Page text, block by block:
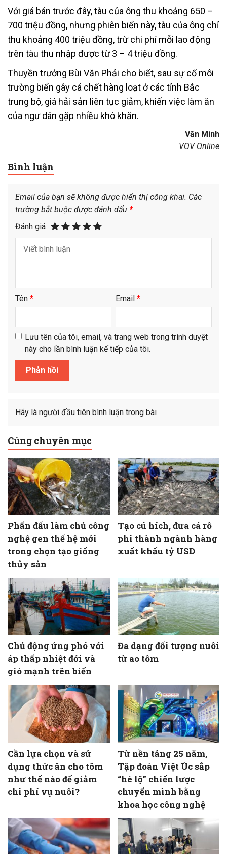
Với giá bán trước đây, tàu của ông thu khoảng 650 –
700 triệu đồng, nhưng phiên biển này, tàu của ông chỉ
thu khoảng 400 triệu đồng, trừ chi phí mỗi lao động
trên tàu thu nhập được từ 3 – 4 triệu đồng.
Thuyền trưởng Bùi Văn Phải cho biết, sau sự cố môi
trường biển gây cá chết hàng loạt ở các tỉnh Bắc
trung bộ, giá hải sản liên tục giảm, khiến việc làm ăn
của ngư dân gặp nhiều khó khăn.
Văn Minh
VOV Online
Bình luận
Email của bạn sẽ không được hiển thị công khai. Các
trường bắt buộc được đánh dấu *
Đánh giá
Tên * Email *
Lưu tên của tôi, email, và trang web trong trình duyệt
này cho lần bình luận kế tiếp của tôi.
Hãy là người đầu tiên bình luận trong bài
Cùng chuyên mục
Phấn đấu làm chủ công
nghệ gen thế hệ mới
trong chọn tạo giống
thủy sản
Tạo cú hích, đưa cá rô
phi thành ngành hàng
xuất khẩu tỷ USD
Chủ động ứng phó với
áp thấp nhiệt đới và
gió mạnh trên biển
Đa dạng đối tượng nuôi
từ ao tôm
Cần lựa chọn và sử
dụng thức ăn cho tôm
như thế nào để giảm
chi phí vụ nuôi?
Từ nền tảng 25 năm,
Tập đoàn Việt Úc sắp
“hé lộ” chiến lược
chuyển mình bằng
khoa học công nghệ